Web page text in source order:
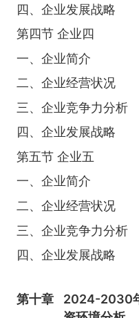
四、企业发展战略
第四节 企业四
一、企业简介
二、企业经营状况
三、企业竞争力分析
四、企业发展战略
第五节 企业五
一、企业简介
二、企业经营状况
三、企业竞争力分析
四、企业发展战略
第十章
2024-2030